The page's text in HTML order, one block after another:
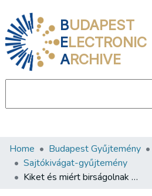
BUDAPEST
ELECTRONIC
ARCHIVE
Communities & Collections
All of DSpace
Home Budapest Gyűjtemény
Sajtókivágat-gyűjtemény
Kiket és miért birságolnak meg helyszint az utcán